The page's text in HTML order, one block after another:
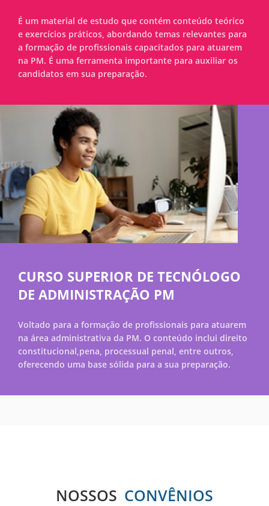
É um material de estudo que contém conteúdo teórico
e exercícios práticos, abordando temas relevantes para
a formação de profissionais capacitados para atuarem
na PM. É uma ferramenta importante para auxiliar os
candidatos em sua preparação.
CURSO SUPERIOR DE TECNÓLOGO
DE ADMINISTRAÇÃO PM
Voltado para a formação de profissionais para atuarem
na área administrativa da PM. O conteúdo inclui direito
constitucional,pena, processual penal, entre outros,
oferecendo uma base sólida para a sua preparação.
NOSSOS CONVÊNIOS